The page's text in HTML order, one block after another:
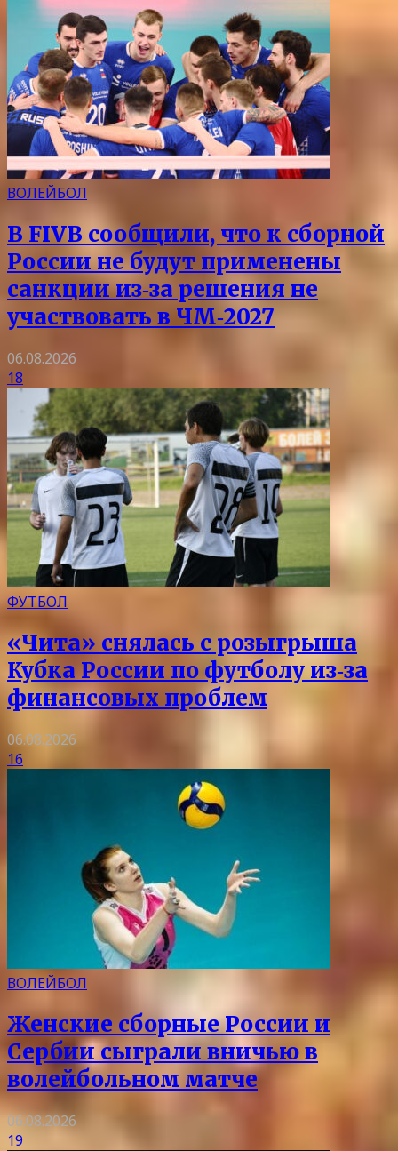
ВОЛЕЙБОЛ
В FIVB сообщили, что к сборной
России не будут применены
санкции из‑за решения не
участвовать в ЧМ‑2027
06.08.2026
18
ФУТБОЛ
«Чита» снялась с розыгрыша
Кубка России по футболу из‑за
финансовых проблем
06.08.2026
16
ВОЛЕЙБОЛ
Женские сборные России и
Сербии сыграли вничью в
волейбольном матче
06.08.2026
19